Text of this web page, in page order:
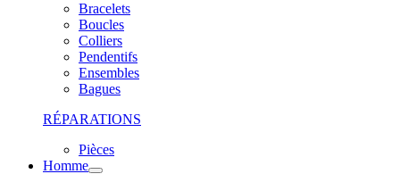
Bracelets
Boucles
Colliers
Pendentifs
Ensembles
Bagues
RÉPARATIONS
Pièces
Homme